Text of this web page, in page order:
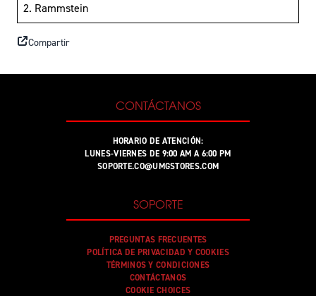
2. Rammstein
Compartir
CONTÁCTANOS
HORARIO DE ATENCIÓN:
LUNES-VIERNES DE 9:00 AM A 6:00 PM
SOPORTE.CO@UMGSTORES.COM
SOPORTE
PREGUNTAS FRECUENTES
POLÍTICA DE PRIVACIDAD Y COOKIES
TÉRMINOS Y CONDICIONES
CONTÁCTANOS
COOKIE CHOICES